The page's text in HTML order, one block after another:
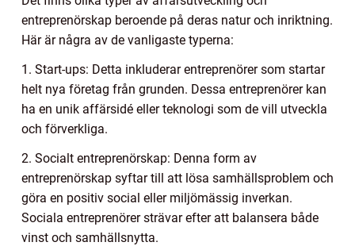
entreprenörskap beroende på deras natur och inriktning.
Här är några av de vanligaste typerna:
1. Start-ups: Detta inkluderar entreprenörer som startar
helt nya företag från grunden. Dessa entreprenörer kan
ha en unik affärsidé eller teknologi som de vill utveckla
och förverkliga.
2. Socialt entreprenörskap: Denna form av
entreprenörskap syftar till att lösa samhällsproblem och
göra en positiv social eller miljömässig inverkan.
Sociala entreprenörer strävar efter att balansera både
vinst och samhällsnytta.